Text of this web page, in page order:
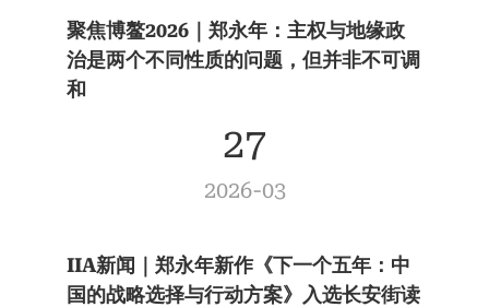
27
2026-03
聚焦博鳌2026｜郑永年：主权与地缘政
治是两个不同性质的问题，但并非不可调
和
IIA新闻｜郑永年新作《下一个五年：中
国的战略选择与行动方案》入选长安街读